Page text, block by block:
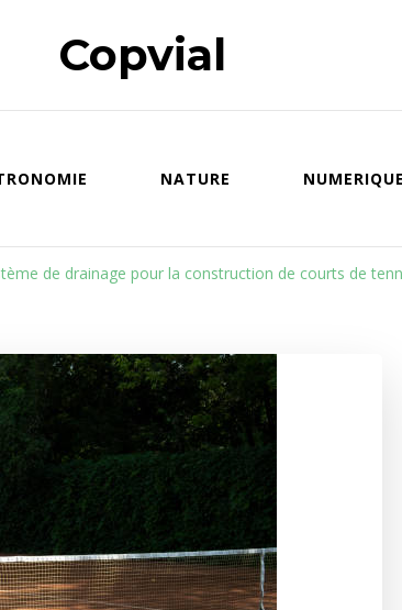
Copvial
NATURE NUMERIQUE
de drainage pour la construction de courts de